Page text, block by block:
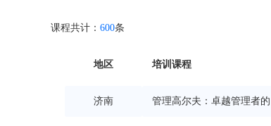
课程共计： 600条
地区 培训课程
济南 管理高尔夫：卓越管理者